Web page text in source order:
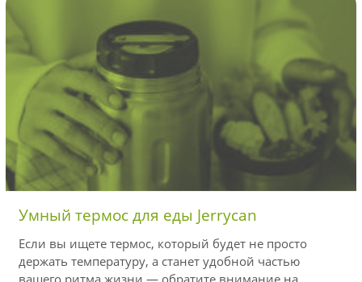
Умный термос для еды Jerrycan
Если вы ищете термос, который будет не просто
держать температуру, а станет удобной частью